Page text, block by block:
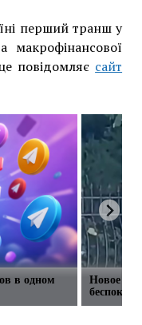
перший транш у
макрофінансової
повідомляє сайт
в одном
Новое